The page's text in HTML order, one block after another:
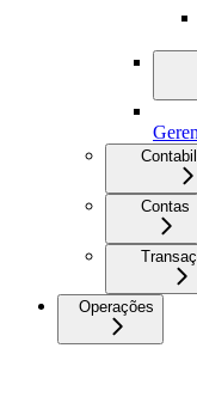
Contas
Operações